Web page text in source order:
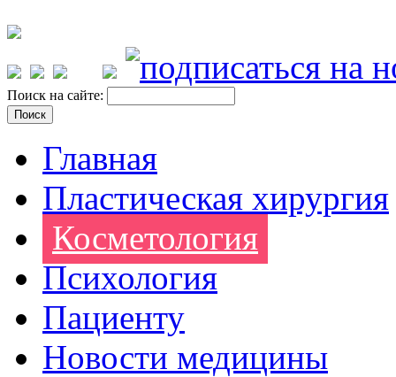
Поиск на сайте:
Главная
Пластическая хирургия
Косметология
Психология
Пациенту
Новости медицины